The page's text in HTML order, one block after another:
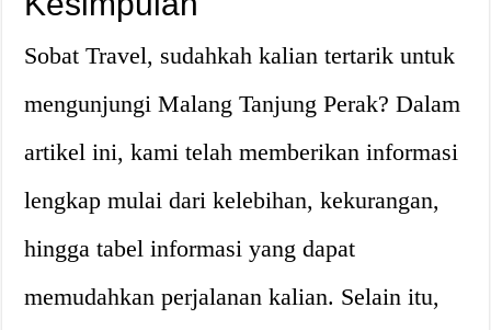
Sobat Travel, sudahkah kalian tertarik untuk
mengunjungi Malang Tanjung Perak? Dalam
artikel ini, kami telah memberikan informasi
lengkap mulai dari kelebihan, kekurangan,
hingga tabel informasi yang dapat
memudahkan perjalanan kalian. Selain itu,